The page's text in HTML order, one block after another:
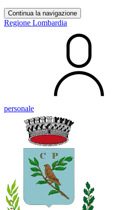
Continua la navigazione
Regione Lombardia
personale